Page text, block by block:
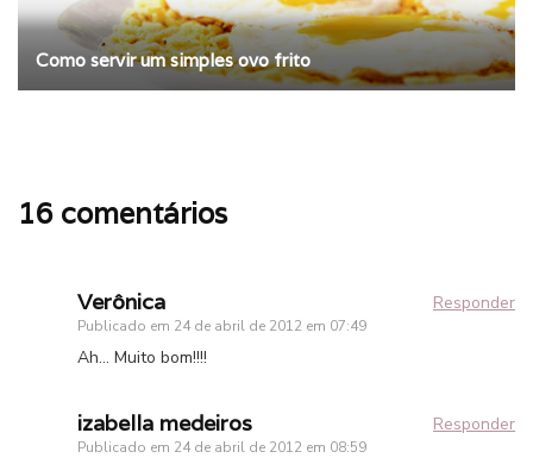
Como servir um simples ovo frito
16 comentários
Verônica
Publicado em 24 de abril de 2012 em 07:49
Responder
Ah… Muito bom!!!!
izabella medeiros
Publicado em 24 de abril de 2012 em 08:59
Responder